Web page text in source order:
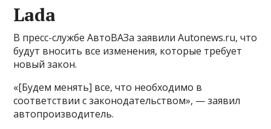
Lada
В пресс-службе АвтоВАЗа заявили Autonews.ru, что
будут вносить все изменения, которые требует
новый закон.
«[Будем менять] все, что необходимо в
соответствии с законодательством», — заявил
автопроизводитель.